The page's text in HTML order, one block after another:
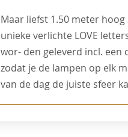
Maar liefst 1.50 meter hoog
unieke verlichte LOVE
wor- den geleverd incl. een
zodat je de lampen op elk
van de dag de juiste sfeer